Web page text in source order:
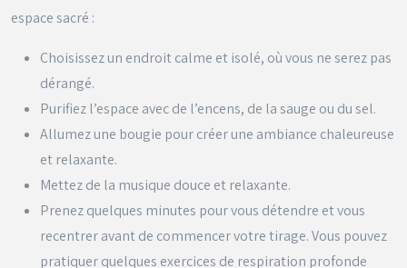
espace sacré :
Choisissez un endroit calme et isolé, où vous ne serez pas
dérangé.
Purifiez l’espace avec de l’encens, de la sauge ou du sel.
Allumez une bougie pour créer une ambiance chaleureuse
et relaxante.
Mettez de la musique douce et relaxante.
Prenez quelques minutes pour vous détendre et vous
recentrer avant de commencer votre tirage. Vous pouvez
pratiquer quelques exercices de respiration profonde